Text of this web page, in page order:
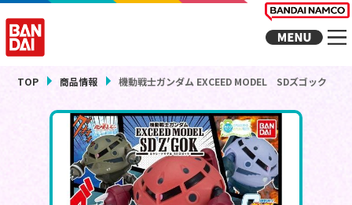
TOP 商品情報 機動戦士ガンダム EXCEED MODEL SDズゴック